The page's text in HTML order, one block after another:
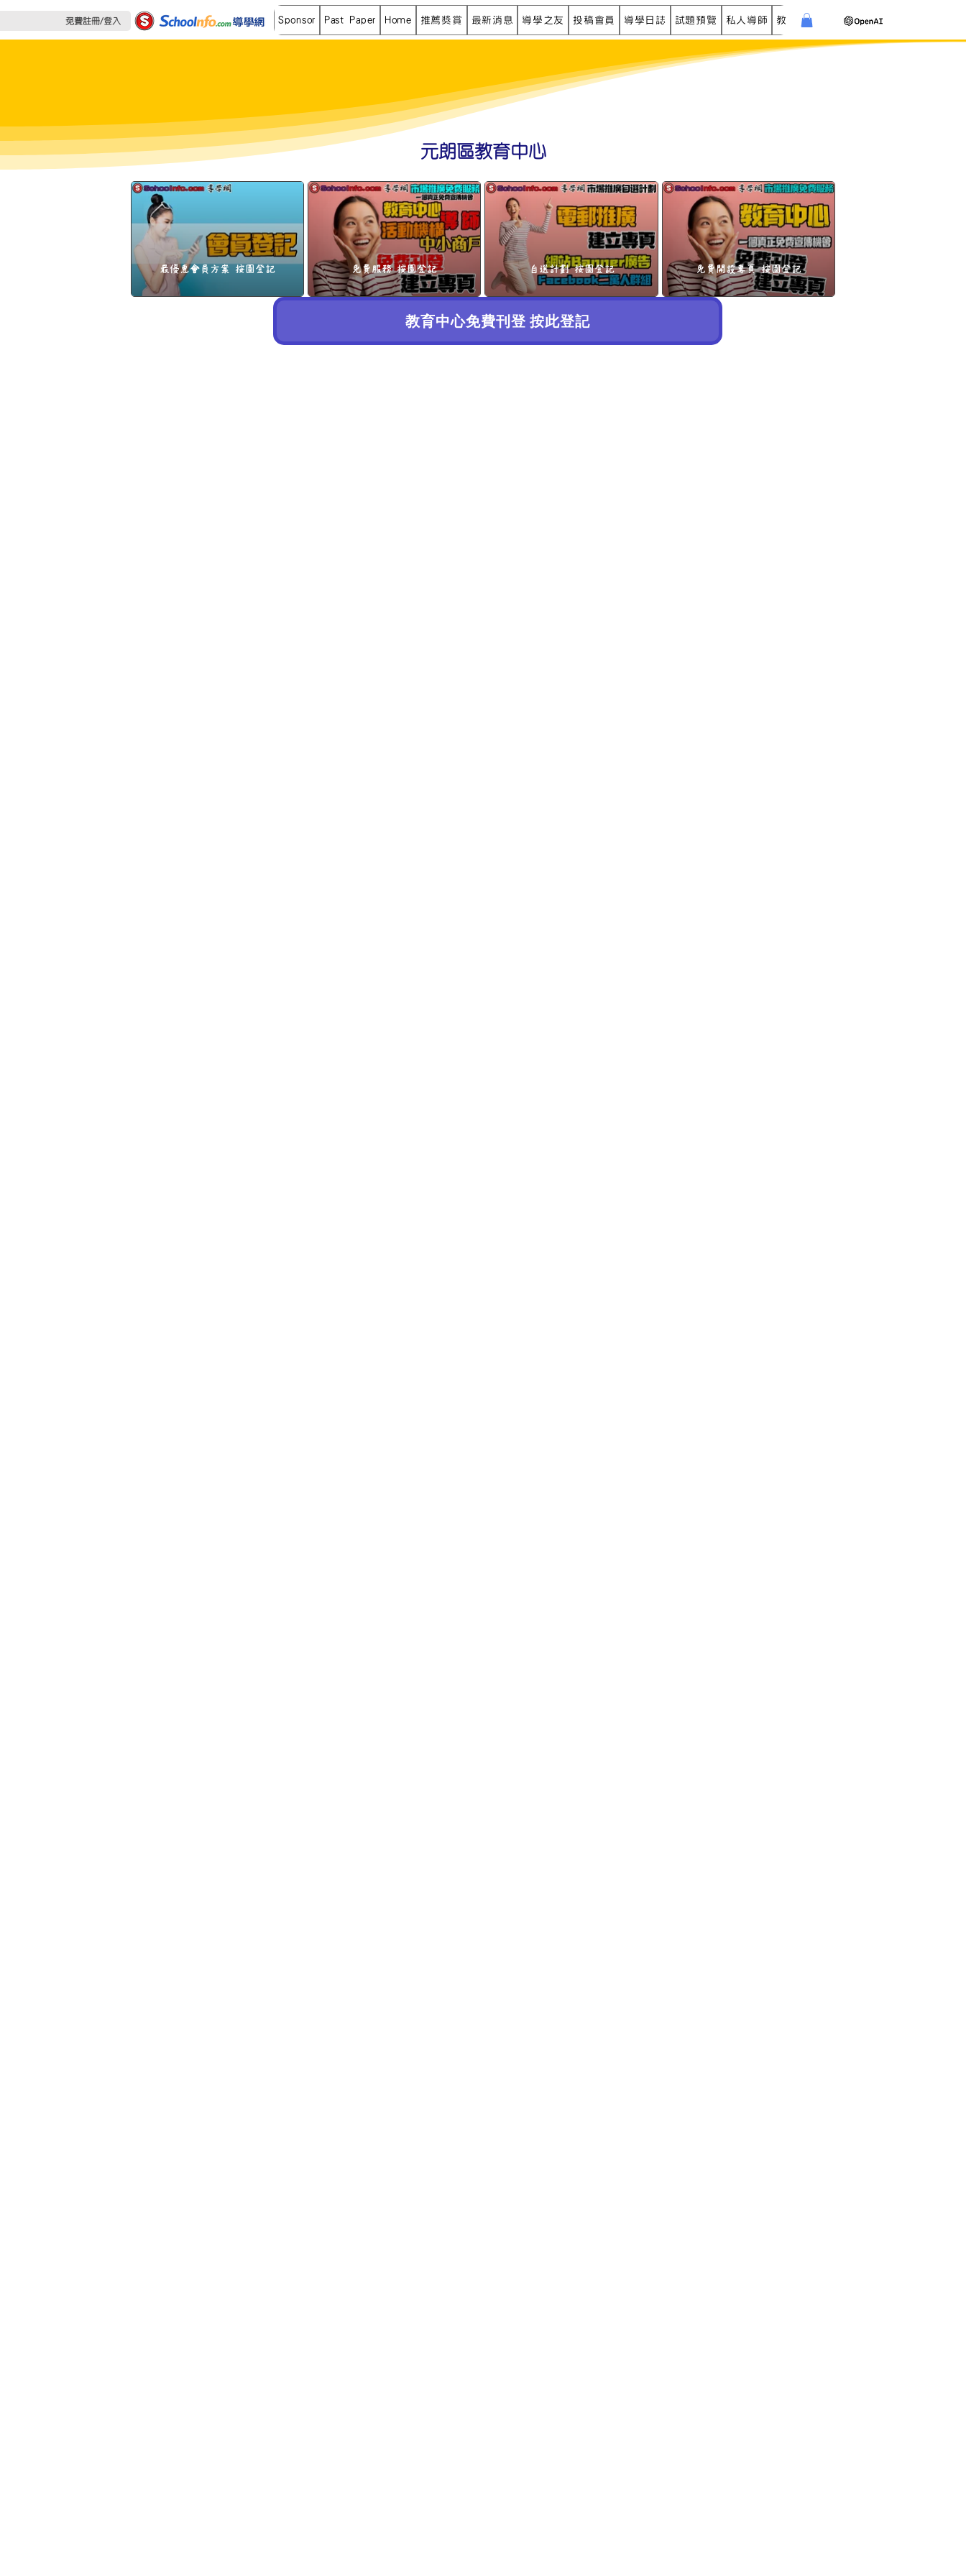
免費註冊/登入 Sponsor Past Paper Home 推薦獎賞 最新消息 導學之友 投稿會員 導學日誌 試題預覽 私人導師 教育中心 活動機構 中小商戶
元朗區教育中心
最優惠會員方案 按圖登記 免費服務 按圖登記 自選計劃 按圖登記 免費開設專頁 按圖登記
教育中心免費刊登 按此登記